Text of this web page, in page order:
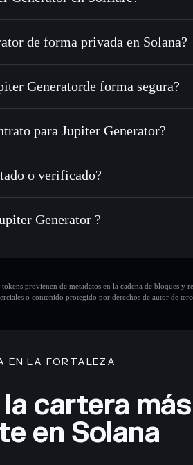
de Solflare
con JUPGEN para SOL, USDC o miles de
dólares en JUPGEN a lo largo del tiempo
JUPGEN sin vincular públicamente las
JUPGEN en una cartera sin custodia
de forma privada en Solana?
de privacidad
Generatorde forma segura?
Generator cartera sin
para Jupiter Generator?
Jupiter Generator
o verificado?
actualmente
Generator ?
provienen de metadatos en la cadena de bloques y
o contenido protegido por derechos de autor de
EN LA FORTALEZA
cartera más
en Solana